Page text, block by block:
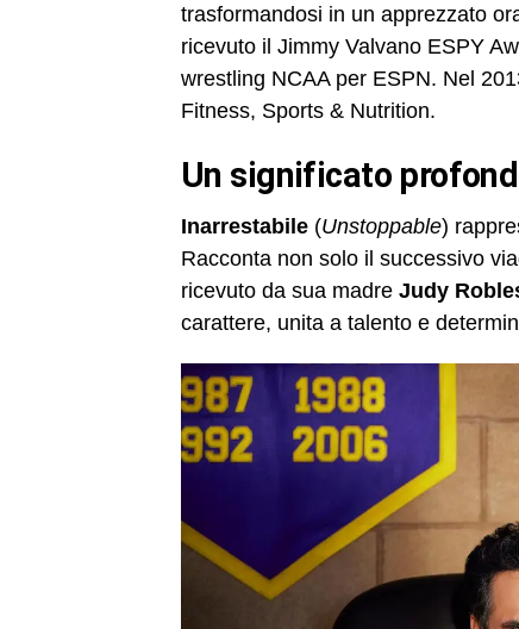
trasformandosi in un apprezzato
ricevuto il Jimmy Valvano ESPY
wrestling NCAA per ESPN. Nel
Fitness, Sports & Nutrition.
un significato
Inarrestabile (Unstoppable)
Racconta non solo il successivo
ricevuto da sua madre Judy
carattere, unita a talento e